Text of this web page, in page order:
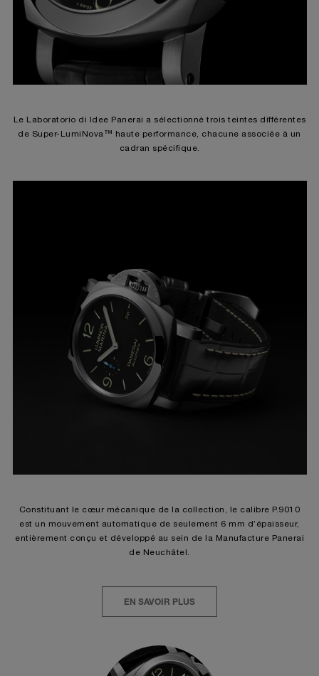
Le Laboratorio di Idee Panerai a sélectionné trois teintes différentes
de Super-LumiNova™ haute performance, chacune associée à un
cadran spécifique.
Constituant le cœur mécanique de la collection, le calibre P.9010
est un mouvement automatique de seulement 6 mm d’épaisseur,
entièrement conçu et développé au sein de la Manufacture Panerai
de Neuchâtel.
EN SAVOIR PLUS